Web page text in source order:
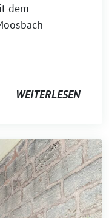
dem
WEITERLESEN